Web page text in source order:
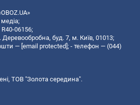
06156;
буд. 7, м. Київ, 01013;
— [email protected]; - телефон — (044)
ТОВ "Золота середина".